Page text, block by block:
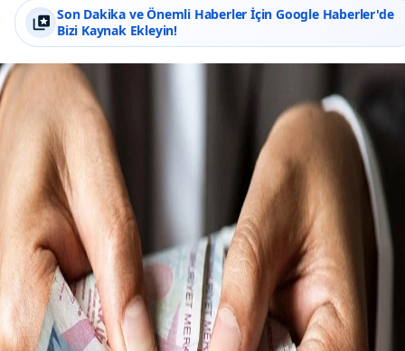
Son Dakika ve Önemli Haberler İçin Google Haberler'de
Bizi Kaynak Ekleyin!